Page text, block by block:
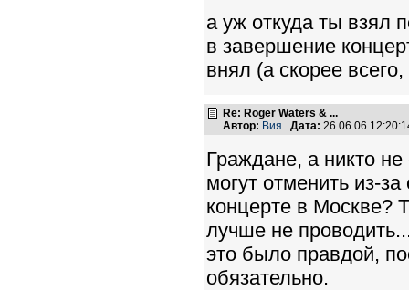
а уж откуда ты взял
в завершение
внял (а скорее
Re: Roger Waters & ...
Автор: Вия Дата: 26.06.06
Граждане, а никто
могут отменить из-
концерте в Москве?
лучше не
это было правдой,
обязательно.